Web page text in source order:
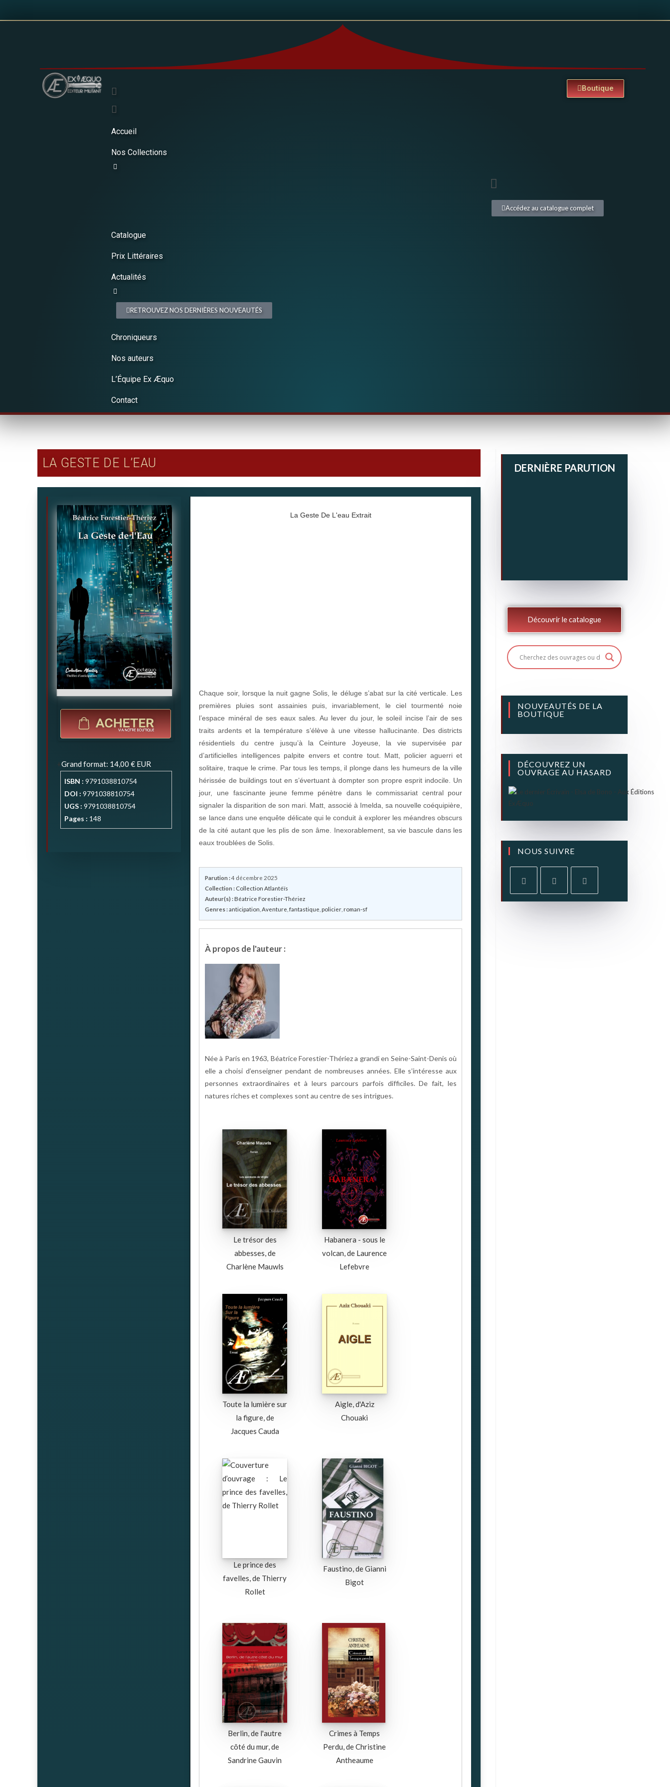
Accueil
Nos Collections
Accédez au catalogue complet
Catalogue
Prix Littéraires
Actualités
RETROUVEZ NOS DERNIÈRES NOUVEAUTÉS
Chroniqueurs
Nos auteurs
L’Équipe Ex Æquo
Contact
Boutique
LA GESTE DE L’EAU
Grand format: 14,00 €EUR
ISBN : 9791038810754
DOI : 9791038810754
UGS : 9791038810754
Pages : 148
La Geste De L'eau Extrait
Chaque soir, lorsque la nuit gagne Solis, le déluge s’abat sur la cité verticale. Les
premières pluies sont assainies puis, invariablement, le ciel tourmenté noie
l’espace minéral de ses eaux sales. Au lever du jour, le soleil incise l’air de ses
traits ardents et la température s’élève à une vitesse hallucinante. Des districts
résidentiels du centre jusqu’à la Ceinture Joyeuse, la vie supervisée par
d’artificielles intelligences palpite envers et contre tout. Matt, policier aguerri et
solitaire, traque le crime. Par tous les temps, il plonge dans les humeurs de la ville
hérissée de buildings tout en s’évertuant à dompter son propre esprit indocile. Un
jour, une fascinante jeune femme pénètre dans le commissariat central pour
signaler la disparition de son mari. Matt, associé à Imelda, sa nouvelle coéquipière,
se lance dans une enquête délicate qui le conduit à explorer les méandres obscurs
de la cité autant que les plis de son âme. Inexorablement, sa vie bascule dans les
eaux troublées de Solis.
Parution :4 décembre 2025
Collection : Collection Atlantéïs
Auteur(s) :Béatrice Forestier-Thériez
Genres :anticipation ,Aventure ,fantastique ,policier ,roman-sf
À propos de l'auteur :
Née à Paris en 1963, Béatrice Forestier-Thériez a grandi en Seine-Saint-Denis où
elle a choisi d’enseigner pendant de nombreuses années. Elle s’intéresse aux
personnes extraordinaires et à leurs parcours parfois difficiles. De fait, les
natures riches et complexes sont au centre de ses intrigues.
Le trésor des
abbesses, de
Charlène Mauwls
Habanera - sous le
volcan, de Laurence
Lefebvre
Toute la lumière sur
la figure, de
Jacques Cauda
Aigle, d'Aziz
Chouaki
Le prince des
favelles, de Thierry
Rollet
Faustino, de Gianni
Bigot
Berlin, de l'autre
côté du mur, de
Sandrine Gauvin
Crimes à Temps
Perdu, de Christine
Antheaume
DERNIÈRE PARUTION
Découvrir le catalogue
NOUVEAUTÉS DE LA
BOUTIQUE
DÉCOUVREZ UN
OUVRAGE AU HASARD
NOUS SUIVRE